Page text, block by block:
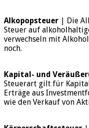
Alkopopsteuer | Die
Steuer auf
verwechseln mit
noch.
Kapital- und
Steuerart gilt für
Erträge aus
wie den Verkauf von